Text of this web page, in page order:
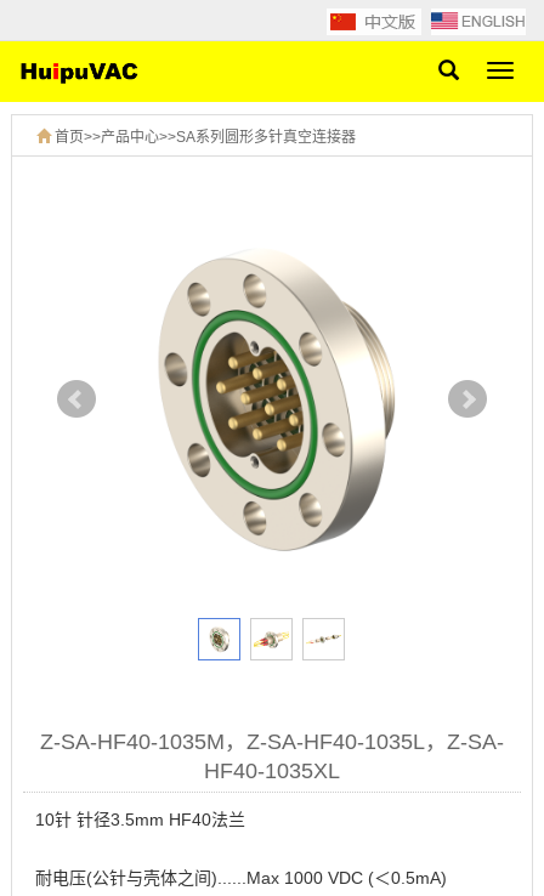
网
导
首页>>产品中心>>SA系列圆形多针真空连接器
Z-SA-HF40-1035M，Z-SA-HF40-1035L，Z-SA-
HF40-1035XL
10针 针径3.5mm HF40法兰
耐电压(公针与壳体之间)......Max 1000 VDC (＜0.5mA)